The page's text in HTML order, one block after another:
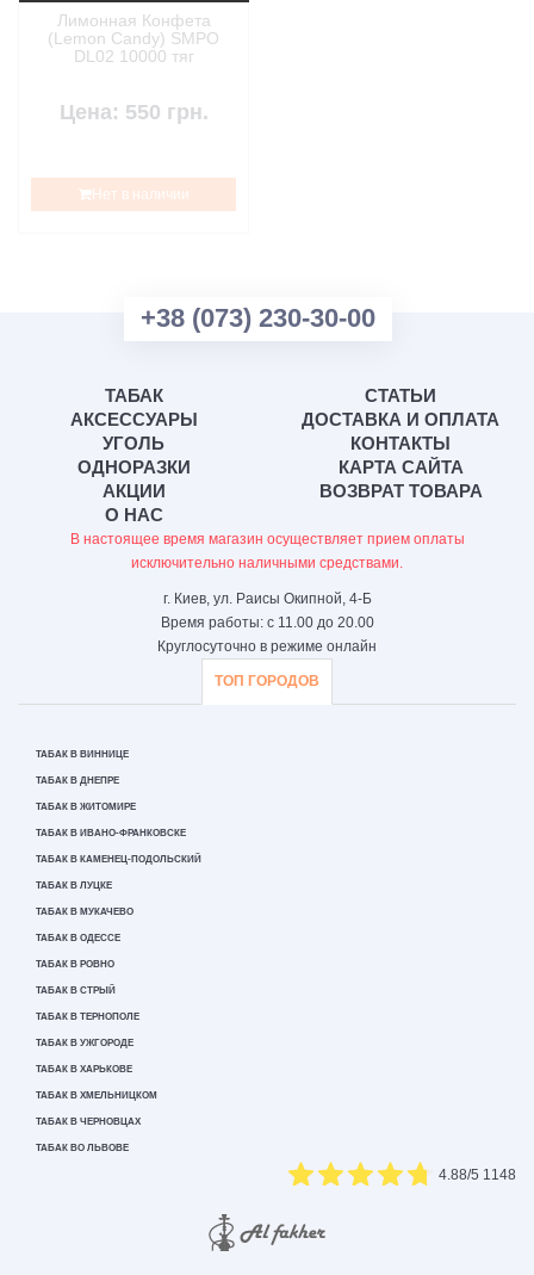
Лимонная Конфета
(Lemon Candy) SMPO
DL02 10000 тяг
Цена: 550 грн.
Нет в наличии
+38 (073) 230-30-00
ТАБАК
АКСЕССУАРЫ
УГОЛЬ
ОДНОРАЗКИ
АКЦИИ
О НАС
СТАТЬИ
ДОСТАВКА И ОПЛАТА
КОНТАКТЫ
КАРТА САЙТА
ВОЗВРАТ ТОВАРА
В настоящее время магазин осуществляет прием оплаты
исключительно наличными средствами.
г. Киев, ул. Раисы Окипной, 4-Б
Время работы: с 11.00 до 20.00
Круглосуточно в режиме онлайн
ТОП ГОРОДОВ
ТАБАК В ВИННИЦЕ
ТАБАК В ДНЕПРЕ
ТАБАК В ЖИТОМИРЕ
ТАБАК В ИВАНО-ФРАНКОВСКЕ
ТАБАК В КАМЕНЕЦ-ПОДОЛЬСКИЙ
ТАБАК В ЛУЦКЕ
ТАБАК В МУКАЧЕВО
ТАБАК В ОДЕССЕ
ТАБАК В РОВНО
ТАБАК В СТРЫЙ
ТАБАК В ТЕРНОПОЛЕ
ТАБАК В УЖГОРОДЕ
ТАБАК В ХАРЬКОВЕ
ТАБАК В ХМЕЛЬНИЦКОМ
ТАБАК В ЧЕРНОВЦАХ
ТАБАК ВО ЛЬВОВЕ
4.88/5 1148